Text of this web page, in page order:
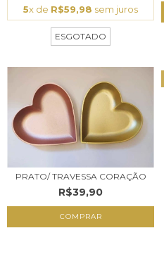
5x de R$59,98 sem juros
ESGOTADO
PRATO/ TRAVESSA CORAÇÃO
R$39,90
COMPRAR